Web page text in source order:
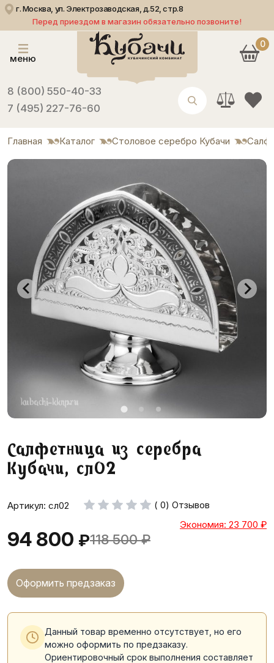
г. Москва, ул. Электрозаводская, д.52, стр.8
Перед приездом в магазин обязательно позвоните!
меню
8 (800) 550-40-33
7 (495) 227-76-60
0
Главная Каталог Столовое серебро Кубачи
Салфетница из серебра
Кубачи, сл02
Артикул: сл02 ( 0) Отзывов
94 800 ₽118 500 ₽
Экономия: 23 700 ₽
Оформить предзаказ
Данный товар временно отсутствует, но его
можно оформить по предзаказу.
Ориентировочный срок выполнения составляет